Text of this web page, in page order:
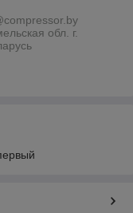
обл. г.